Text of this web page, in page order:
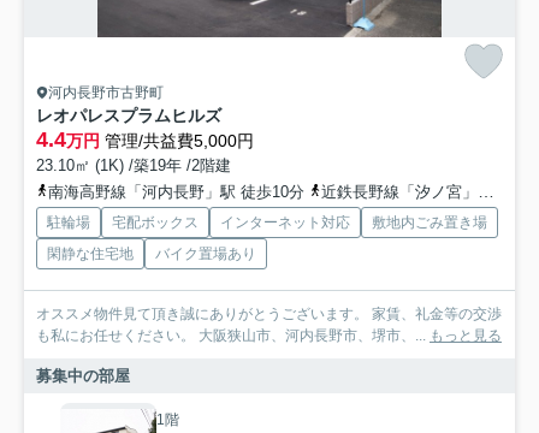
河内長野市古野町
レオパレスプラムヒルズ
4.4万円 管理/共益費5,000円
23.10㎡ (1K) /築19年 /2階建
南海高野線「河内長野」駅 徒歩10分
近鉄長野線「汐ノ宮」駅 徒歩20分
駐輪場 宅配ボックス インターネット対応
敷地内ごみ置き場
閑静な住宅地
バイク置場あり
オススメ物件見て頂き誠にありがとうございます。 家賃、礼金等の交渉
も私にお任せください。 大阪狭山市、河内長野市、堺市、... もっと見る
募集中の部屋
1階